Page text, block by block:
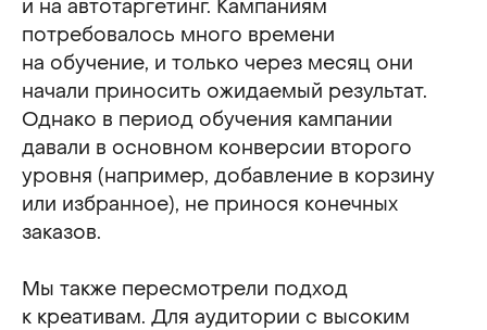
и на автотаргетинг. Кампаниям
потребовалось много времени
на обучение, и только через месяц они
начали приносить ожидаемый результат.
Однако в период обучения кампании
давали в основном конверсии второго
уровня (например, добавление в корзину
или избранное), не принося конечных
заказов.
Мы также пересмотрели подход
к креативам. Для аудитории с высоким